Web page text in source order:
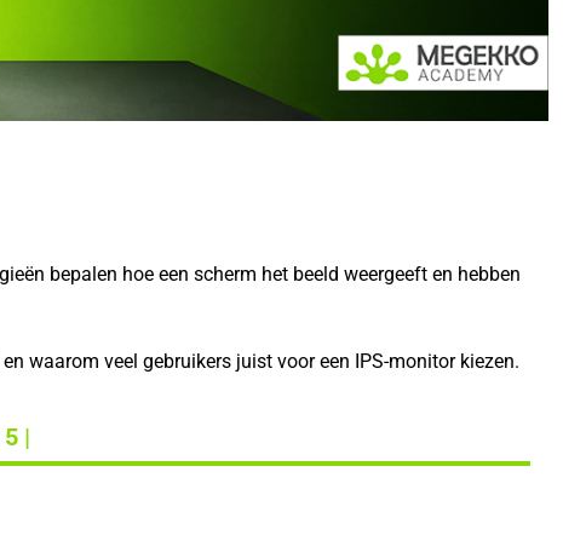
bepalen hoe een scherm het beeld weergeeft en hebben
waarom veel gebruikers juist voor een IPS-monitor kiezen.
5 |